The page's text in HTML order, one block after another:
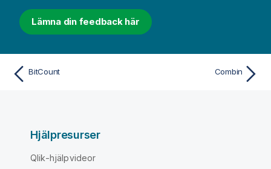
Lämna din feedback här
BitCount Combin
Hjälpresurser
Qlik-hjälpvideor